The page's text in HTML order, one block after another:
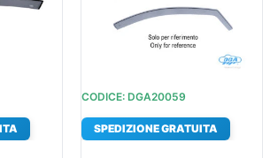
CODICE: DGA20059
SPEDIZIONE GRATUITA